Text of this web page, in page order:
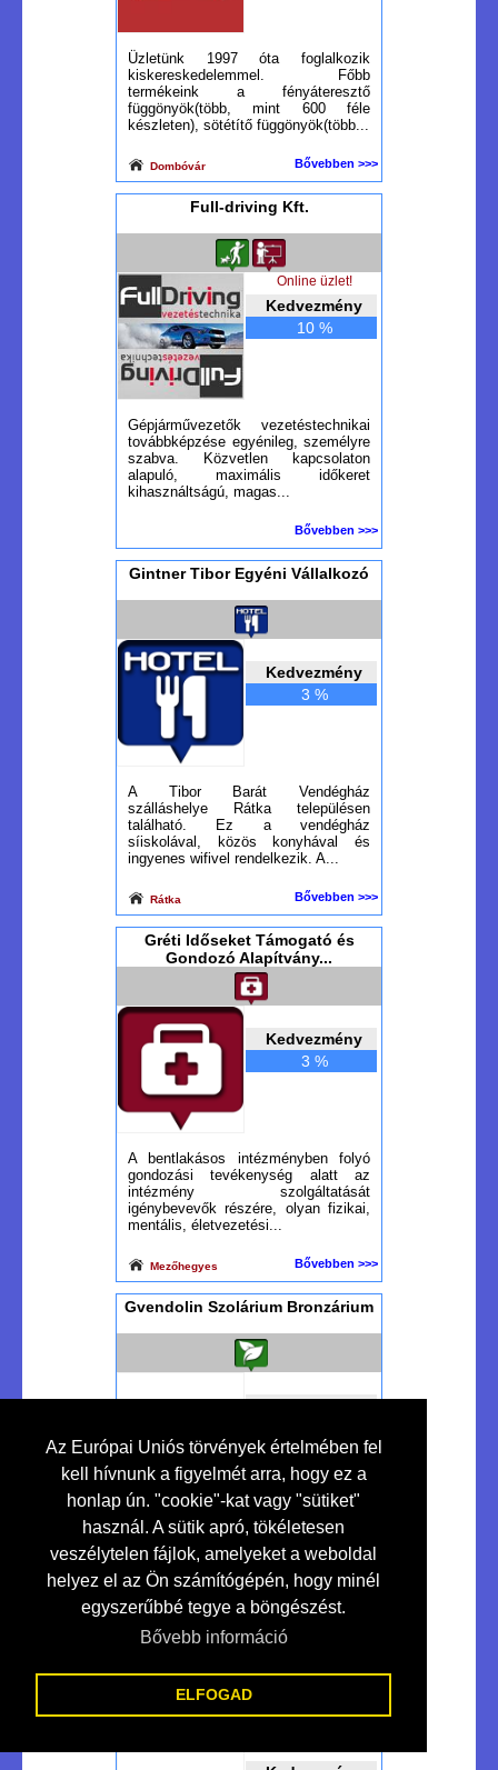
Az Európai Uniós törvények értelmében fel
kell hívnunk a figyelmét arra, hogy ez a
honlap ún. "cookie"-kat vagy "sütiket"
használ. A sütik apró, tökéletesen
veszélytelen fájlok, amelyeket a weboldal
helyez el az Ön számítógépén, hogy minél
egyszerűbbé tegye a böngészést.
Bővebb információ
ELFOGAD
Üzletünk 1997 óta foglalkozik
kiskereskedelemmel. Főbb
termékeink a fényáteresztő
függönyök(több, mint 600 féle
készleten), sötétítő függönyök(több...
Dombóvár Bővebben >>>
Full-driving Kft.
Kedvezmény
10 %
Online üzlet!
Gépjárművezetők vezetéstechnikai
továbbképzése egyénileg, személyre
szabva. Közvetlen kapcsolaton
alapuló, maximális időkeret
kihasználtságú, magas...
Bővebben >>>
Gintner Tibor Egyéni Vállalkozó
Kedvezmény
3 %
A Tibor Barát Vendégház
szálláshelye Rátka településen
található. Ez a vendégház
síiskolával, közös konyhával és
ingyenes wifivel rendelkezik. A...
Rátka Bővebben >>>
Gréti Időseket Támogató és
Gondozó Alapítvány...
Kedvezmény
3 %
A bentlakásos intézményben folyó
gondozási tevékenység alatt az
intézmény szolgáltatását
igénybevevők részére, olyan fizikai,
mentális, életvezetési...
Mezőhegyes Bővebben >>>
Gvendolin Szolárium Bronzárium
Szolárium Studió...
Makó
Ht-led - Lakossági-ipari Led
Világítás